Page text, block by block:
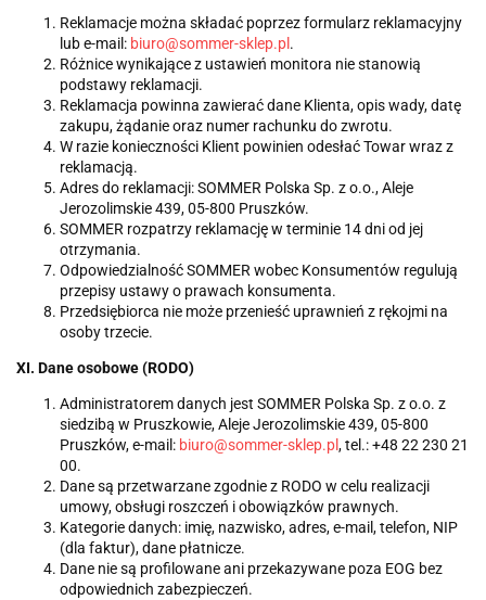
Reklamacje można składać poprzez formularz reklamacyjny
lub e-mail: biuro@sommer-sklep.pl .
Różnice wynikające z ustawień monitora nie stanowią
podstawy reklamacji.
Reklamacja powinna zawierać dane Klienta, opis wady, datę
zakupu, żądanie oraz numer rachunku do zwrotu.
W razie konieczności Klient powinien odesłać Towar wraz z
reklamacją.
Adres do reklamacji: SOMMER Polska Sp. z o.o., Aleje
Jerozolimskie 439, 05-800 Pruszków.
SOMMER rozpatrzy reklamację w terminie 14 dni od jej
otrzymania.
Odpowiedzialność SOMMER wobec Konsumentów regulują
przepisy ustawy o prawach konsumenta.
Przedsiębiorca nie może przenieść uprawnień z rękojmi na
osoby trzecie.
XI. Dane osobowe (RODO)
Administratorem danych jest SOMMER Polska Sp. z o.o. z
siedzibą w Pruszkowie, Aleje Jerozolimskie 439, 05-800
Pruszków, e-mail: biuro@sommer-sklep.pl, tel.: +48 22 230 21
00.
Dane są przetwarzane zgodnie z RODO w celu realizacji
umowy, obsługi roszczeń i obowiązków prawnych.
Kategorie danych: imię, nazwisko, adres, e-mail, telefon, NIP
(dla faktur), dane płatnicze.
Dane nie są profilowane ani przekazywane poza EOG bez
odpowiednich zabezpieczeń.